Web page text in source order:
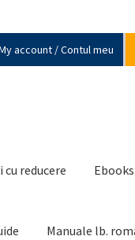
account / Contul meu
cu reducere Ebooks
Manuale lb.